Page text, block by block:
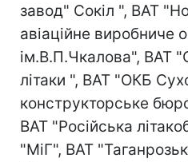
завод" Сокіл ", ВАТ
авіаційне виробниче
ім.В.П.Чкалова", ВАТ
літаки ", ВАТ "ОКБ
конструкторське
ВАТ "Російська
"МіГ", ВАТ